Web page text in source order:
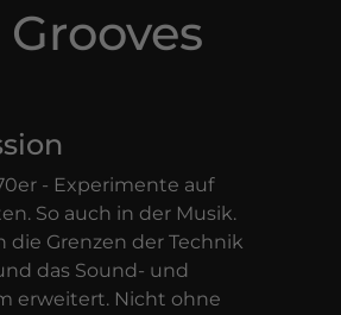
Grooves
- Experimente auf
So auch in der Musik.
die Grenzen der Technik
das Sound- und
erweitert. Nicht ohne